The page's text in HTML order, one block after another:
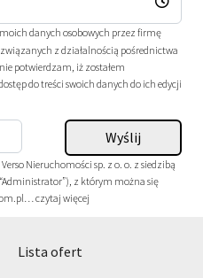
danych osobowych przez firmę
z działalnością pośrednictwa
potwierdzam, iż zostałem
do treści swoich danych do ich edycji
Nieruchomości sp. z o. o. z siedzibą
z którym można się
czytaj więcej
lista ofert